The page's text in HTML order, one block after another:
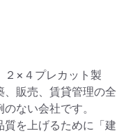
２×４プレカット製
販売、賃貸管理の全
ない会社です。
質を上げるために「建